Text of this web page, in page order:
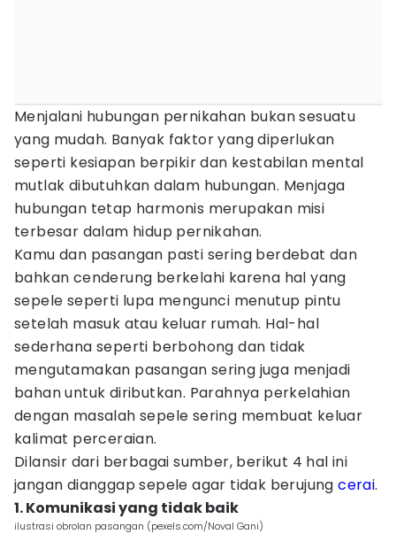
Menjalani hubungan pernikahan bukan sesuatu
yang mudah. Banyak faktor yang diperlukan
seperti kesiapan berpikir dan kestabilan mental
mutlak dibutuhkan dalam hubungan. Menjaga
hubungan tetap harmonis merupakan misi
terbesar dalam hidup pernikahan.
Kamu dan pasangan pasti sering berdebat dan
bahkan cenderung berkelahi karena hal yang
sepele seperti lupa mengunci menutup pintu
setelah masuk atau keluar rumah. Hal-hal
sederhana seperti berbohong dan tidak
mengutamakan pasangan sering juga menjadi
bahan untuk diributkan. Parahnya perkelahian
dengan masalah sepele sering membuat keluar
kalimat perceraian.
Dilansir dari berbagai sumber, berikut 4 hal ini
jangan dianggap sepele agar tidak berujungcerai.
1. Komunikasi yang tidak baik
ilustrasi obrolan pasangan (pexels.com/Noval Gani)